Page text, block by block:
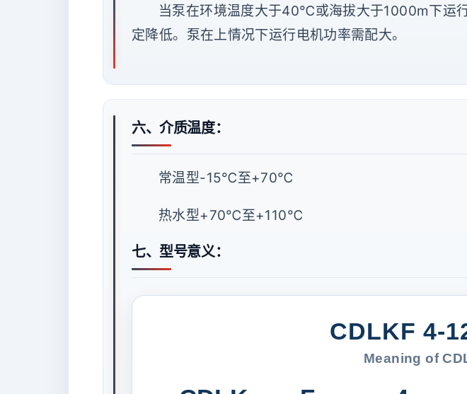
当泵在环境温度大于40℃或海拔大于1000m下运
定降低。泵在上情况下运行电机功率需配大。
六、介质温度：
常温型-15℃至+70℃
热水型+70℃至+110℃
七、型号意义：
CDLKF 4-
Meaning of